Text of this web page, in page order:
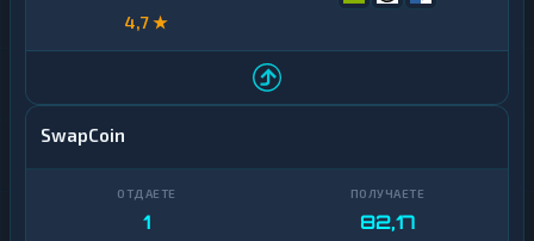
4,7 ★
SwapCoin
1 82,17